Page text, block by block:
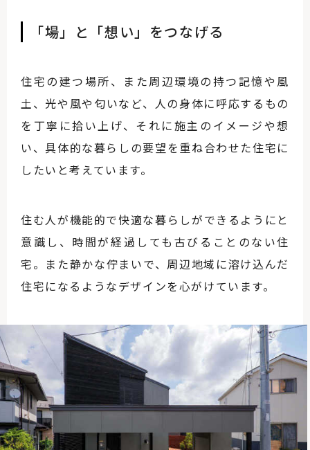
「場」と「想い」をつなげる
住宅の建つ場所、また周辺環境の持つ記憶や風
土、光や風や匂いなど、人の身体に呼応するもの
を丁寧に拾い上げ、それに施主のイメージや想
い、具体的な暮らしの要望を重ね合わせた住宅に
したいと考えています。
住む人が機能的で快適な暮らしができるようにと
意識し、時間が経過しても古びることのない住
宅。また静かな佇まいで、周辺地域に溶け込んだ
住宅になるようなデザインを心がけています。